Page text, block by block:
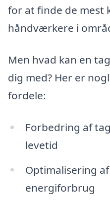
for at finde de mest
håndværkere i
Men hvad kan en
dig med? Her er
fordele:
Forbedring af
levetid
Optimalisering
energiforbrug